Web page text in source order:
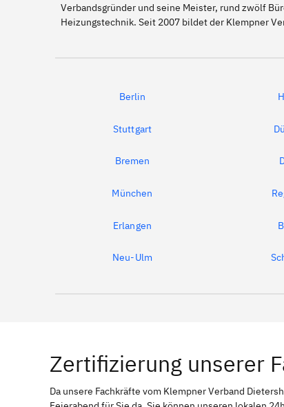
Verbandsgründer und seine Meister, rund zwölf
Heizungstechnik. Seit 2007 bildet der Klempner
Berlin
Stuttgart
Bremen
München
Erlangen
Neu-Ulm
Zertifizierung unserer
Da unsere Fachkräfte vom Klempner Verband